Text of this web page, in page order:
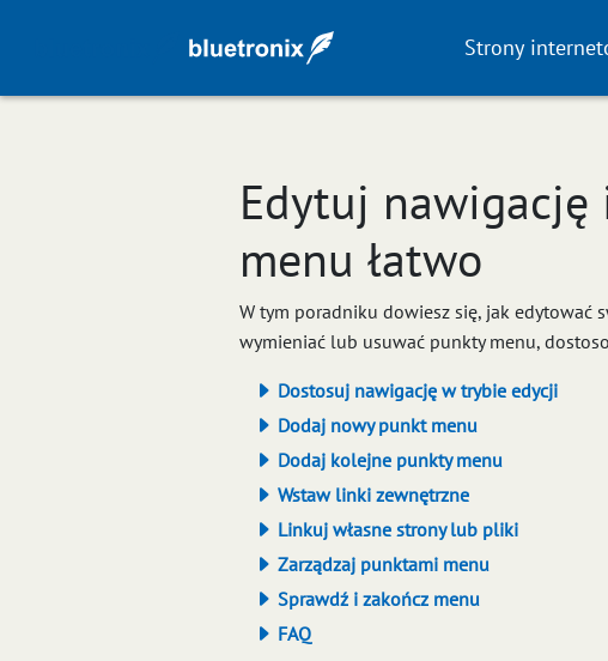
Strony
Edytuj
menu łatwo
W tym poradniku dowiesz się, jak edytować
wymieniać lub usuwać punkty menu,
Dostosuj nawigację w trybie edycji
Dodaj nowy punkt menu
Dodaj kolejne punkty menu
Wstaw linki zewnętrzne
Linkuj własne strony lub pliki
Zarządzaj punktami menu
Sprawdź i zakończ menu
FAQ